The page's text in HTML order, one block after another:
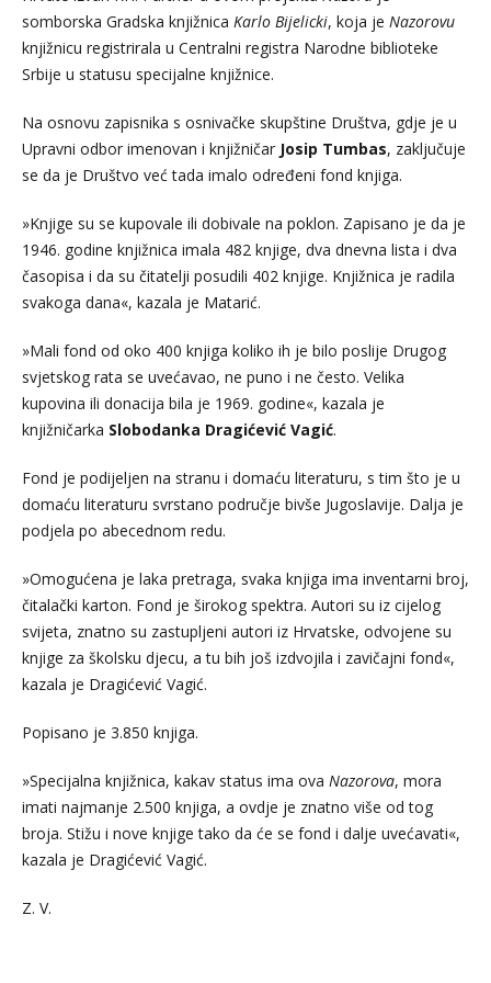
somborska Gradska knjižnica Karlo Bijelicki, koja je Nazorovu
knjižnicu registrirala u Centralni registra Narodne biblioteke
Srbije u statusu specijalne knjižnice.
Na osnovu zapisnika s osnivačke skupštine Društva, gdje je u
Upravni odbor imenovan i knjižničar Josip Tumbas, zaključuje
se da je Društvo već tada imalo određeni fond knjiga.
»Knjige su se kupovale ili dobivale na poklon. Zapisano je da je
1946. godine knjižnica imala 482 knjige, dva dnevna lista i dva
časopisa i da su čitatelji posudili 402 knjige. Knjižnica je radila
svakoga dana«, kazala je Matarić.
»Mali fond od oko 400 knjiga koliko ih je bilo poslije Drugog
svjetskog rata se uvećavao, ne puno i ne često. Velika
kupovina ili donacija bila je 1969. godine«, kazala je
knjižničarka Slobodanka Dragićević Vagić.
Fond je podijeljen na stranu i domaću literaturu, s tim što je u
domaću literaturu svrstano područje bivše Jugoslavije. Dalja je
podjela po abecednom redu.
»Omogućena je laka pretraga, svaka knjiga ima inventarni broj,
čitalački karton. Fond je širokog spektra. Autori su iz cijelog
svijeta, znatno su zastupljeni autori iz Hrvatske, odvojene su
knjige za školsku djecu, a tu bih još izdvojila i zavičajni fond«,
kazala je Dragićević Vagić.
Popisano je 3.850 knjiga.
»Specijalna knjižnica, kakav status ima ova Nazorova, mora
imati najmanje 2.500 knjiga, a ovdje je znatno više od tog
broja. Stižu i nove knjige tako da će se fond i dalje uvećavati«,
kazala je Dragićević Vagić.
Z. V.